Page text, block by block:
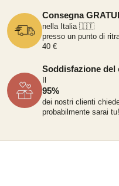
Consegna
nella Italia 🇮🇹
presso un punto di
40 €
Soddisfazione del
95%
dei nostri clienti
probabilmente sarai tu!